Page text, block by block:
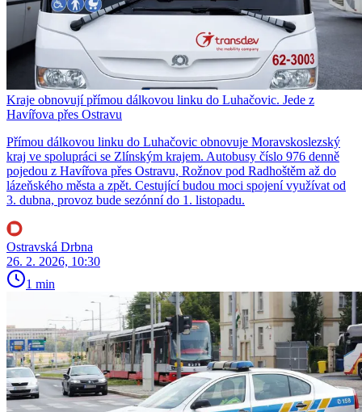
Kraje obnovují přímou dálkovou linku do Luhačovic. Jede z
Havířova přes Ostravu
Přímou dálkovou linku do Luhačovic obnovuje Moravskoslezský
kraj ve spolupráci se Zlínským krajem. Autobusy číslo 976 denně
pojedou z Havířova přes Ostravu, Rožnov pod Radhoštěm až do
lázeňského města a zpět. Cestující budou moci spojení využívat od
3. dubna, provoz bude sezónní do 1. listopadu.
Ostravská Drbna
26. 2. 2026, 10:30
1 min